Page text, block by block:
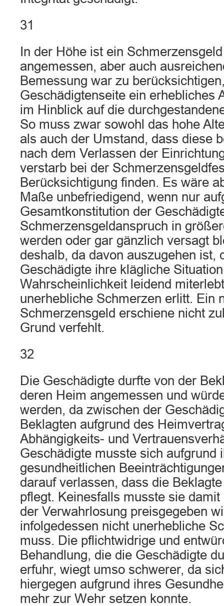
31
In der Höhe ist ein
angemessen, aber auch
Bemessung war zu
Geschädigtenseite ein erhebliches
im Hinblick auf die
So muss zwar sowohl das hohe
als auch der Umstand, dass diese
nach dem Verlassen der
verstarb bei der
Berücksichtigung finden. Es wäre
Maße unbefriedigend, wenn nur
Gesamtkonstitution der
Schmerzensgeldanspruch in
werden oder gar gänzlich versagt
deshalb, da davon auszugehen ist,
Geschädigte ihre klägliche
Wahrscheinlichkeit leidend
unerhebliche Schmerzen erlitt. Ein
Schmerzensgeld erschiene nicht
Grund verfehlt.
32
Die Geschädigte durfte von der
deren Heim angemessen und
werden, da zwischen der
Beklagten aufgrund des
Abhängigkeits- und
Geschädigte musste sich aufgrund
gesundheitlichen
darauf verlassen, dass die
pflegt. Keinesfalls musste sie
der Verwahrlosung preisgegeben
infolgedessen nicht unerhebliche
muss. Die pflichtwidrige und
Behandlung, die die Geschädigte
erfuhr, wiegt umso schwerer, da
hiergegen aufgrund ihres
mehr zur Wehr setzen konnte.